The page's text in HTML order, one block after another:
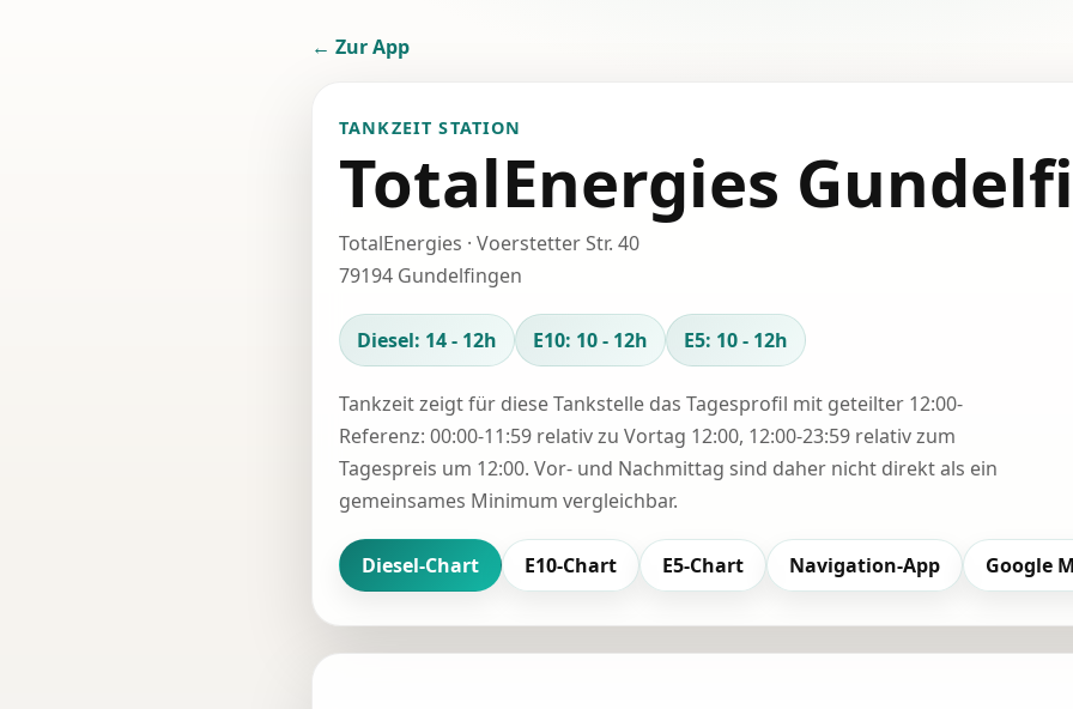
← Zur App
TANKZEIT STATION
TotalEnergies
TotalEnergies · Voerstetter Str. 40
79194 Gundelfingen
Diesel: 14 - 12h E10: 10 - 12h E5: 10 - 12h
Tankzeit zeigt für diese Tankstelle das Tagesprofil mit geteilter 12:00-
Referenz: 00:00-11:59 relativ zu Vortag 12:00, 12:00-23:59 relativ zum
Tagespreis um 12:00. Vor- und Nachmittag sind daher nicht direkt als ein
gemeinsames Minimum vergleichbar.
Diesel-Chart E10-Chart E5-Chart Navigation-App Google